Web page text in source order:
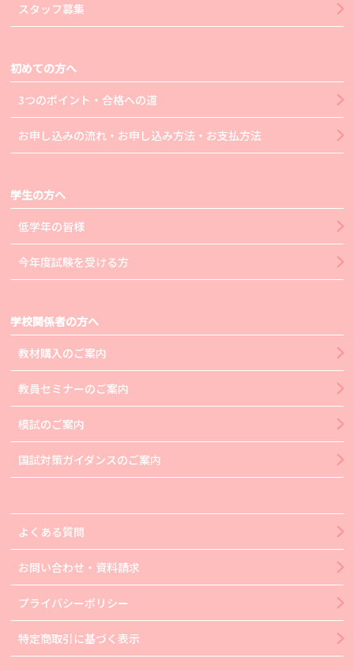
スタッフ募集
初めての方へ
3つのポイント・合格への道
お申し込みの流れ・お申し込み方法・お支払方法
学生の方へ
低学年の皆様
今年度試験を受ける方
学校関係者の方へ
教材購入のご案内
教員セミナーのご案内
模試のご案内
国試対策ガイダンスのご案内
よくある質問
お問い合わせ・資料請求
プライバシーポリシー
特定商取引に基づく表示